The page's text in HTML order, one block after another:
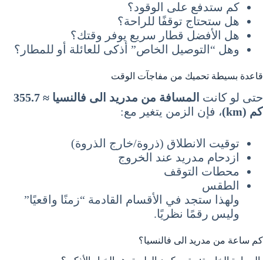
كم ستدفع على الوقود؟
هل ستحتاج توقفًا للراحة؟
هل الأفضل قطار سريع يوفر وقتك؟
وهل “التوصيل الخاص” أذكى للعائلة أو للمطار؟
قاعدة بسيطة تحميك من مفاجآت الوقت
حتى لو كانت
المسافة من مدريد الى فالنسيا ≈ 355.7
كم (km)
، فإن الزمن يتغير مع:
توقيت الانطلاق (ذروة/خارج الذروة)
ازدحام مدريد عند الخروج
محطات التوقف
الطقس
ولهذا ستجد في الأقسام القادمة “زمنًا واقعيًا”
وليس رقمًا نظريًا.
كم ساعة من مدريد الى فالنسيا؟